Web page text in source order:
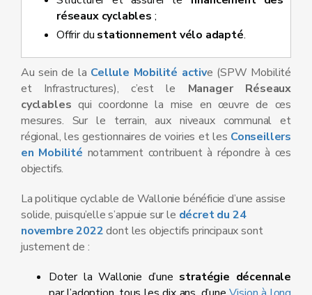
réseaux cyclables ;
Offrir du stationnement vélo adapté.
Au sein de la Cellule Mobilité active (SPW Mobilité
et Infrastructures), c’est le Manager Réseaux
cyclables qui coordonne la mise en œuvre de ces
mesures. Sur le terrain, aux niveaux communal et
régional, les gestionnaires de voiries et les Conseillers
en Mobilité notamment contribuent à répondre à ces
objectifs.
La politique cyclable de Wallonie bénéficie d’une assise
solide, puisqu’elle s’appuie sur le décret du 24
novembre 2022dont les objectifs principaux sont
justement de :
Doter la Wallonie d’une stratégie décennale